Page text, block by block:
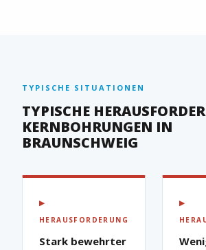
TYPISCHE SITUATIONEN
TYPISCHE
KERNBOHRUNGEN IN
BRAUNSCHWEIG
▶
HERAUSFORDERUNG
Stark bewehrter
▶